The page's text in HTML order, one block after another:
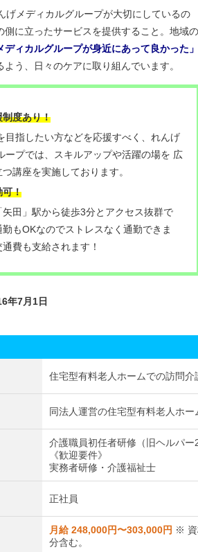
げメディカルグループが大切にしているの
側に立ったサービスを提供すること。地域の
ディカルグループが身近にあって良かった」
よう、日々のケアに取り組んでいます。
度あり！
目指したい方などを応援すべく、れんげ
ープでは、スキルアップや活躍の場を 広
講座を実施しております。
！
田」駅から徒歩3分とアクセス抜群で
もOKなのでストレスなく通勤できま
費も支給されます！
年7月1日
住宅型有料老人ホームでの訪問介
同法人運営の住宅型有料老人ホ
介護職員初任者研修（旧ヘルパー
《歓迎要件》
実務者研修・介護福祉士
正社員
月給 248,000円〜303,000円 ※ 資
分含む。